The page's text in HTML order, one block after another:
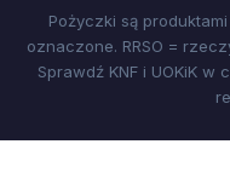
Pożyczki są
oznaczone. RRSO =
Sprawdź KNF i UOKiK